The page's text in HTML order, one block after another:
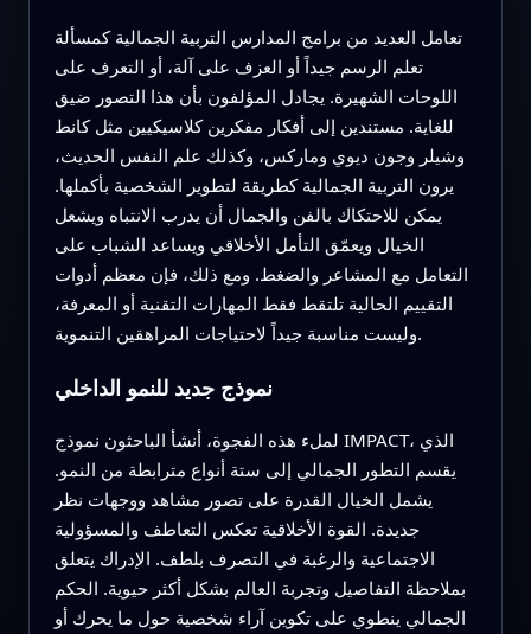
تعامل العديد من برامج المدارس التربية الجمالية كمسألة
تعلم الرسم جيداً أو العزف على آلة، أو التعرف على
اللوحات الشهيرة. يجادل المؤلفون بأن هذا التصور ضيق
للغاية. مستندين إلى أفكار مفكرين كلاسيكيين مثل كانط
وشيلر وجون ديوي وماركس، وكذلك علم النفس الحديث،
يرون التربية الجمالية كطريقة لتطوير الشخصية بأكملها.
يمكن للاحتكاك بالفن والجمال أن يدرب الانتباه ويشعل
الخيال ويعمّق التأمل الأخلاقي ويساعد الشباب على
التعامل مع المشاعر والضغط. ومع ذلك، فإن معظم أدوات
التقييم الحالية تلتقط فقط المهارات التقنية أو المعرفة،
وليست مناسبة جيداً لاحتياجات المراهقين التنموية.
نموذج جديد للنمو الداخلي
لملء هذه الفجوة، أنشأ الباحثون نموذج IMPACT، الذي
يقسم التطور الجمالي إلى ستة أنواع مترابطة من النمو.
يشمل الخيال القدرة على تصور مشاهد ووجهات نظر
جديدة. القوة الأخلاقية تعكس التعاطف والمسؤولية
الاجتماعية والرغبة في التصرف بلطف. الإدراك يتعلق
بملاحظة التفاصيل وتجربة العالم بشكل أكثر حيوية. الحكم
الجمالي ينطوي على تكوين آراء شخصية حول ما يحرك أو